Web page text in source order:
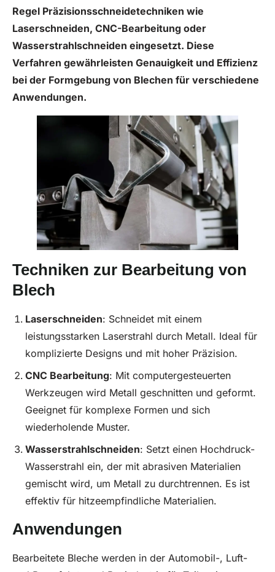
Regel Präzisionsschneidetechniken wie
Laserschneiden, CNC-Bearbeitung oder
Wasserstrahlschneiden eingesetzt. Diese
Verfahren gewährleisten Genauigkeit und Effizienz
bei der Formgebung von Blechen für verschiedene
Anwendungen.
Techniken zur Bearbeitung von
Blech
Laserschneiden: Schneidet mit einem
leistungsstarken Laserstrahl durch Metall. Ideal für
komplizierte Designs und mit hoher Präzision.
CNC Bearbeitung: Mit computergesteuerten
Werkzeugen wird Metall geschnitten und geformt.
Geeignet für komplexe Formen und sich
wiederholende Muster.
Wasserstrahlschneiden: Setzt einen Hochdruck-
Wasserstrahl ein, der mit abrasiven Materialien
gemischt wird, um Metall zu durchtrennen. Es ist
effektiv für hitzeempfindliche Materialien.
Anwendungen
Bearbeitete Bleche werden in der Automobil-, Luft-